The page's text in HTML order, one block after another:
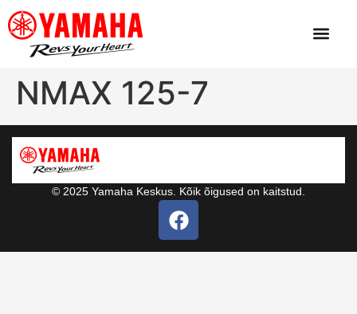
NMAX 125-7
© 2025 Yamaha Keskus. Kõik õigused on kaitstud.